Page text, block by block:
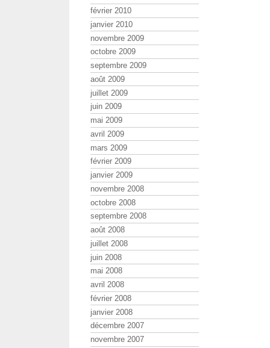
février 2010
janvier 2010
novembre 2009
octobre 2009
septembre 2009
août 2009
juillet 2009
juin 2009
mai 2009
avril 2009
mars 2009
février 2009
janvier 2009
novembre 2008
octobre 2008
septembre 2008
août 2008
juillet 2008
juin 2008
mai 2008
avril 2008
février 2008
janvier 2008
décembre 2007
novembre 2007